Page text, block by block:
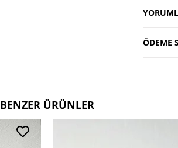
Değişim
Değişim
Kargo
Çift
Deri ve
ÖDEME
BENZER ÜRÜNLER